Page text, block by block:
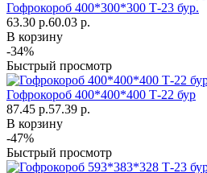
Гофрокороб 400*300*300 Т-23 бур.
63.30 р.60.03 р.
В корзину
-34%
Быстрый просмотр
Гофрокороб 400*400*400 Т-22 бур
87.45 р.57.39 р.
В корзину
-47%
Быстрый просмотр